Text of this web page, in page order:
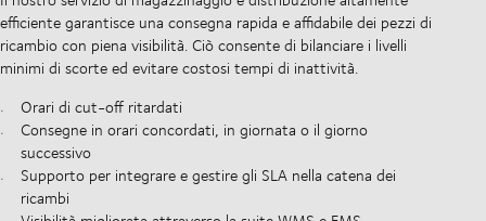
efficiente garantisce una consegna rapida e affidabile dei pezzi di
ricambio con piena visibilità. Ciò consente di bilanciare i livelli
minimi di scorte ed evitare costosi tempi di inattività.
Orari di cut-off ritardati
Consegne in orari concordati, in giornata o il giorno
successivo
Supporto per integrare e gestire gli SLA nella catena dei
ricambi